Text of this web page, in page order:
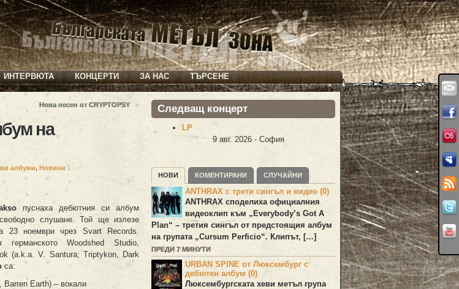
ИНТЕРВЮТА КОНЦЕРТИ ЗА НАС ТЪРСЕНЕ
Нова песен от CRYPTOPSY »
на
албуми, Новини
пуснаха дебютния си албум
слушане. Той ще излезе
23 ноември чрез Svart Records.
Woodshed Studio,
(a.k.a. V. Santura; Triptykon, Dark
са:
Barren Earth) – вокали
Следващ концерт
LP
9 авг. 2026 - София
НОВИ КОМЕНТИРАНИ СЛУЧАЙНИ
ANTHRAX с трети сингъл и видео (0)
ANTHRAX споделиха официалния
видеоклип към „ Everybody’s Got A
Plan“ – третия сингъл от предстоящия албум
на групата „Cursum Perficio“. Клипът, […]
ПРЕДИ 7 МИНУТИ
URBAN SPINE от Люксембург с
дебютен албум (0)
Люксембургската хеви метъл група